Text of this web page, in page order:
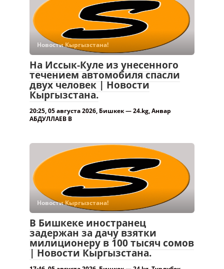
Новости Кыргызстана!
На Иссык-Куле из унесенного
течением автомобиля спасли
двух человек | Новости
Кыргызстана.
20:25, 05 августа 2026, Бишкек — 24.kg, Анвар
АБДУЛЛАЕВ В
Новости Кыргызстана!
В Бишкеке иностранец
задержан за дачу взятки
милиционеру в 100 тысяч сомов
| Новости Кыргызстана.